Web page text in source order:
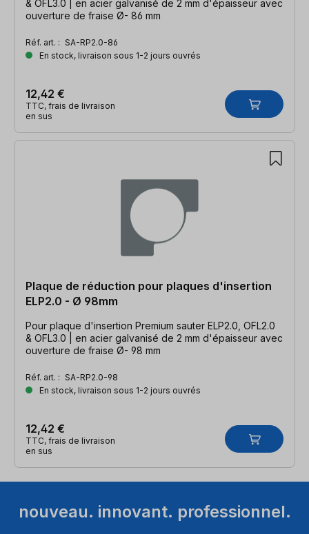
& OFL3.0 | en acier galvanisé de 2 mm d'épaisseur avec
ouverture de fraise Ø- 86 mm
Réf. art. : SA-RP2.0-86
En stock, livraison sous 1-2 jours ouvrés
12,42 €
TTC, frais de livraison
en sus
Plaque de réduction pour plaques d'insertion
ELP2.0 - Ø 98mm
Pour plaque d'insertion Premium sauter ELP2.0, OFL2.0
& OFL3.0 | en acier galvanisé de 2 mm d'épaisseur avec
ouverture de fraise Ø- 98 mm
Réf. art. : SA-RP2.0-98
En stock, livraison sous 1-2 jours ouvrés
12,42 €
TTC, frais de livraison
en sus
nouveau. innovant. professionnel.